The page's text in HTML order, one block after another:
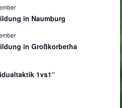
in Naumburg
in Großkorbetha
1vs1“